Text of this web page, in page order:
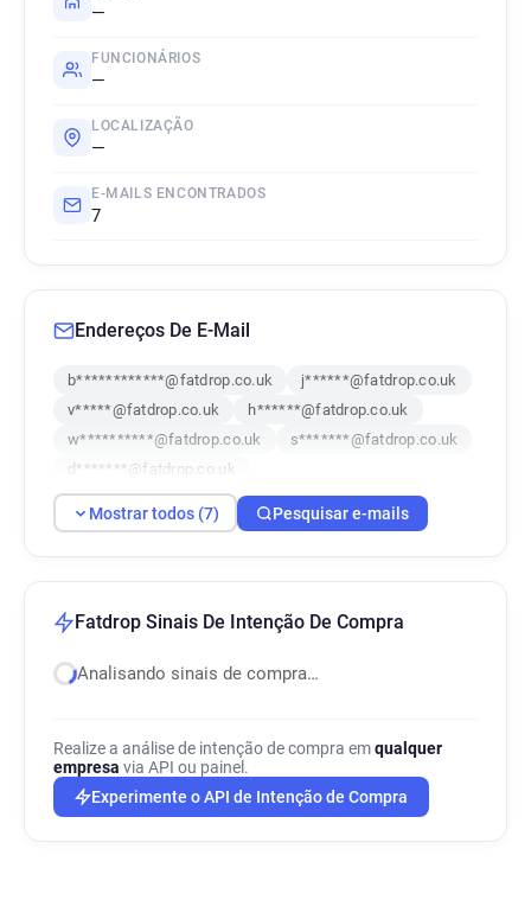
—
FUNCIONÁRIOS
—
LOCALIZAÇÃO
—
E-MAILS ENCONTRADOS
7
Endereços De E-Mail
b************@fatdrop.co.uk
j******@fatdrop.co.uk
v*****@fatdrop.co.uk
h******@fatdrop.co.uk
w**********@fatdrop.co.uk
s*******@fatdrop.co.uk
d*******@fatdrop.co.uk
Mostrar todos (7) Pesquisar e-mails
Fatdrop Sinais De Intenção De Compra
Analisando sinais de compra…
Realize a análise de intenção de compra emqualquer
empresa via API ou painel.
Experimente o API de Intenção de Compra